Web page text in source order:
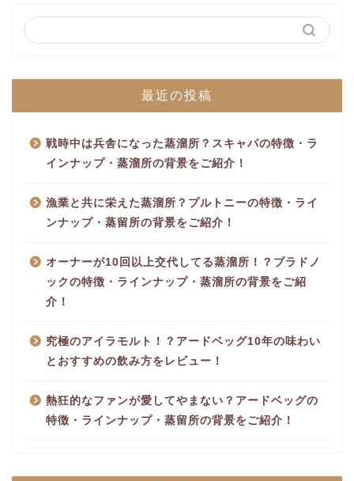
最近の投稿
戦時中は兵舎になった蒸溜所？スキャパの特徴・ラ
インナップ・蒸溜所の背景をご紹介！
漁業と共に栄えた蒸溜所？プルトニーの特徴・ライ
ンナップ・蒸留所の背景をご紹介！
オーナーが10回以上交代してる蒸溜所！？ブラドノ
ックの特徴・ラインナップ・蒸溜所の背景をご紹
介！
究極のアイラモルト！？アードベッグ10年の味わい
とおすすめの飲み方をレビュー！
熱狂的なファンが愛してやまない？アードベッグの
特徴・ラインナップ・蒸留所の背景をご紹介！